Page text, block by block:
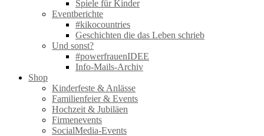
Spiele für Kinder
Eventberichte
#kikocountries
Geschichten die das Leben schrieb
Und sonst?
#powerfrauenIDEE
Info-Mails-Archiv
Shop
Kinderfeste & Anlässe
Familienfeier & Events
Hochzeit & Jubiläen
Firmenevents
SocialMedia-Events